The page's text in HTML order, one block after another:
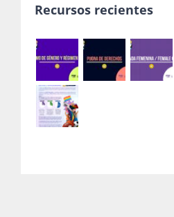
Recursos recientes